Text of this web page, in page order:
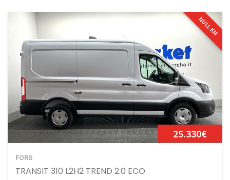
NULL KM
25.330€
FORD
TRANSIT 310 L2H2 TREND 2.0 ECO